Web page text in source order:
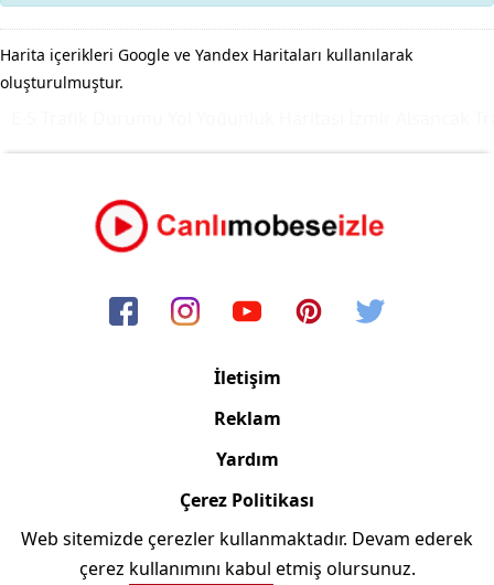
Harita içerikleri Google ve Yandex Haritaları kullanılarak
oluşturulmuştur.
İletişim
Reklam
Yardım
Çerez Politikası
Copyright © 2006/2024 Canlimobeseizle.com
Web sitemizde çerezler kullanmaktadır. Devam ederek
çerez kullanımını kabul etmiş olursunuz.